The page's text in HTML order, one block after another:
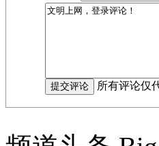
所有评论仅